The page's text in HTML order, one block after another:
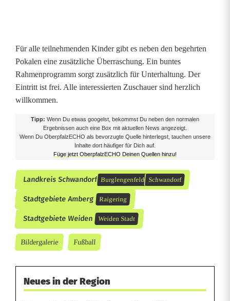
b
i
s
u
0
T
e
a
Für alle teilnehmenden Kinder gibt es neben den begehrten
Pokalen eine zusätzliche Überraschung. Ein buntes
Rahmenprogramm sorgt zusätzlich für Unterhaltung. Der
Eintritt ist frei. Alle interessierten Zuschauer sind herzlich
willkommen.
Tipp: Wenn Du etwas googelst, bekommst Du neben den normalen
Ergebnissen auch eine Box mit aktuellen News angezeigt.
Wenn Du OberpfalzECHO als bevorzugte Quelle hinterlegst, tauchen unsere
Inhalte dort häufiger für Dich auf.
Füge jetzt OberpfalzECHO Deinen Quellen hinzu!
Landkreis Schwandorf Burglengenfeld Schwandorf
Stadtgebiete Amberg Raigering
Stadtgebiete Weiden Weiden Stadt
Bildergalerie Fußball
Neues in der Region